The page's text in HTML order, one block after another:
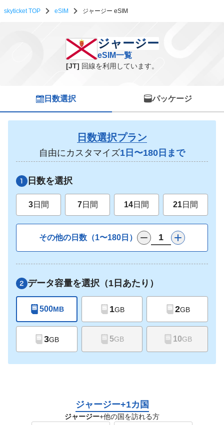
skyticket TOP eSIM ジャージー eSIM
ジャージー eSIM一覧
ジャージー
eSIM一覧
[JT] 回線を利用しています。
日数選択 パッケージ
日数選択プラン
自由にカスタマイズ1日〜180日まで
日数を選択
3日間 7日間 14日間 21日間
その他の日数（1〜180日）
データ容量を選択（1日あたり）
500MB 1GB 2GB
3GB 5GB 10GB
ジャージー+1カ国
ジャージー+他の国を訪れる方